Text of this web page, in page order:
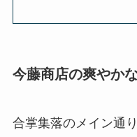
今藤商店の爽やか
合掌集落のメイン通